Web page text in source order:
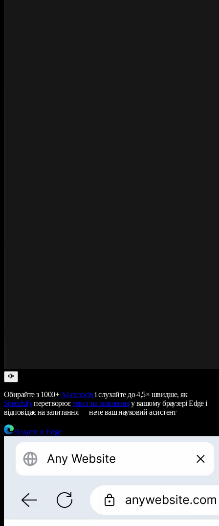
Обирайте з 1000+AI-голосів і слухайте до 4,5× швидше, як
Speechifyперетворюєтекст на мовленняу вашому браузері Edge і
відповідає на запитання — наче ваш науковий асистент
Додати в Edge